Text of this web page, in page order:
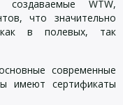
создаваемые WTW,
что значительно
в полевых, так
современные
имеют сертификаты